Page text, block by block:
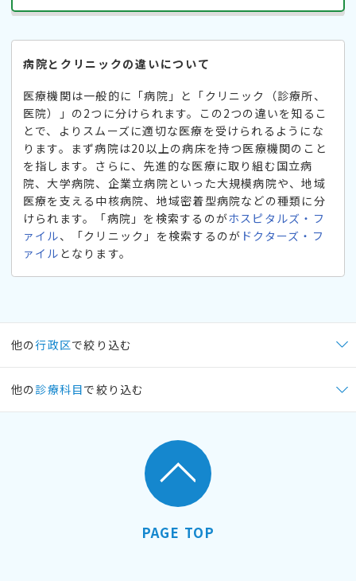
病院とクリニックの違いについて
医療機関は一般的に「病院」と「クリニック（診療所、
医院）」の2つに分けられます。この2つの違いを知るこ
とで、よりスムーズに適切な医療を受けられるようにな
ります。まず病院は20以上の病床を持つ医療機関のこと
を指します。さらに、先進的な医療に取り組む国立病
院、大学病院、企業立病院といった大規模病院や、地域
医療を支える中核病院、地域密着型病院などの種類に分
けられます。「病院」を検索するのがホスピタルズ・フ
ァイル、「クリニック」を検索するのが ドクターズ・フ
ァイル となります。
他の行政区で絞り込む
他の 診療科目で絞り込む
PAGE TOP